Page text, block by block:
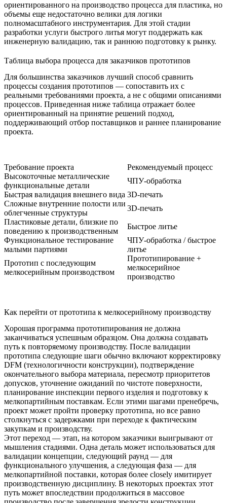
ориентированного на производство процесса для пластика, но
объемы еще недостаточно велики для логики
полномасштабного инструментария. Для этой стадии
разработки услуги быстрого литья могут поддержать как
инженерную валидацию, так и раннюю подготовку к рынку.
Таблица выбора процесса для заказчиков прототипов
Для большинства заказчиков лучший способ сравнить
процессы создания прототипов — сопоставить их с
реальными требованиями проекта, а не с общими описаниями
процессов. Приведенная ниже таблица отражает более
ориентированный на принятие решений подход,
поддерживающий отбор поставщиков и раннее планирование
проекта.
Требование проекта
Рекомендуемый процесс
Высокоточные металлические
функциональные детали
ЧПУ-обработка
Быстрая валидация внешнего вида 3D-печать
Сложные внутренние полости или
облегченные структуры
3D-печать
Пластиковые детали, близкие по
поведению к производственным
Быстрое литье
Функциональное тестирование
малыми партиями
ЧПУ-обработка / быстрое
литье
Прототип с последующим
мелкосерийным производством
Прототипирование +
мелкосерийное
производство
Как перейти от прототипа к мелкосерийному производству
Хорошая программа прототипирования не должна
заканчиваться успешным образцом. Она должна создавать
путь к повторяемому производству. После валидации
прототипа следующие шаги обычно включают корректировку
DFM (технологичности конструкции), подтверждение
окончательного выбора материала, пересмотр приоритетов
допусков, уточнение ожиданий по чистоте поверхности,
планирование инспекции первого изделия и подготовку к
мелкопартийным поставкам. Если этими шагами пренебречь,
проект может пройти проверку прототипа, но все равно
столкнуться с задержками при переходе к фактическим
закупкам и производству.
Этот переход — этап, на котором заказчики выигрывают от
мышления стадиями. Одна деталь может использоваться для
валидации концепции, следующий раунд — для
функционального улучшения, а следующая фаза — для
мелкопартийной поставки, которая более closely имитирует
производственную дисциплину. В некоторых проектах этот
путь может впоследствии продолжиться в массовое